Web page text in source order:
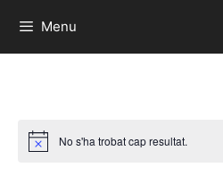
Menu
No s'ha trobat cap resultat.